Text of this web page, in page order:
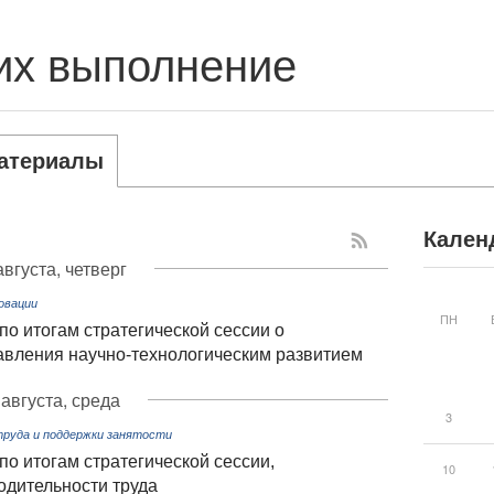
выполнение
четверг
итогам стратегической сессии о
научно-технологическим развитием
среда
и поддержки занятости
итогам стратегической сессии,
труда
ПН
3
10